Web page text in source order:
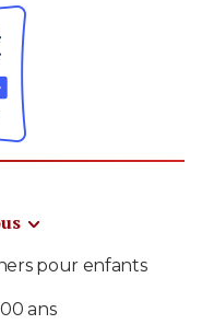
pour enfants
ans